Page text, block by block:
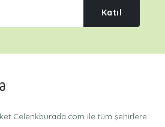
Katıl
Celenkburada.com ile tüm şehirlere